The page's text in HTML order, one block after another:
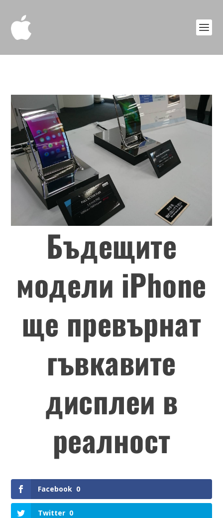
Бъдещите
модели iPhone
ще превърнат
гъвкавите
дисплеи в
реалност
Facebook 0
Twitter 0